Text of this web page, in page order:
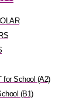
for School (A2)
(B1)